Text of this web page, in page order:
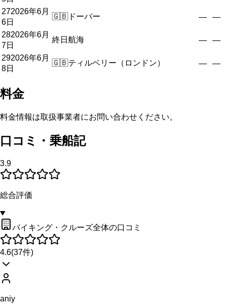
272026年6月
6日
🇬🇧 ドーバー — —
282026年6月
7日
終日航海 — —
292026年6月
8日
🇬🇧ティルベリー（ロンドン） — —
料金
料金情報は取扱事業者にお問い合わせください。
口コミ・乗船記
3.9
総合評価
バイキング・クルーズ全体の口コミ
4.6(37件)
aniy